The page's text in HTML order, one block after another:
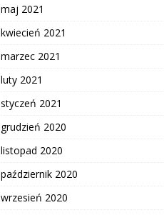
maj 2021
kwiecień 2021
marzec 2021
luty 2021
styczeń 2021
grudzień 2020
listopad 2020
październik 2020
wrzesień 2020